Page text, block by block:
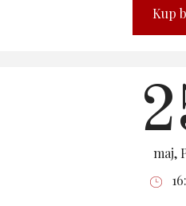
Kup
maj,